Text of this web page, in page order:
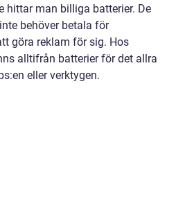
hittar man billiga batterier. De
behöver betala för
göra reklam för sig. Hos
alltifrån batterier för det allra
eller verktygen.